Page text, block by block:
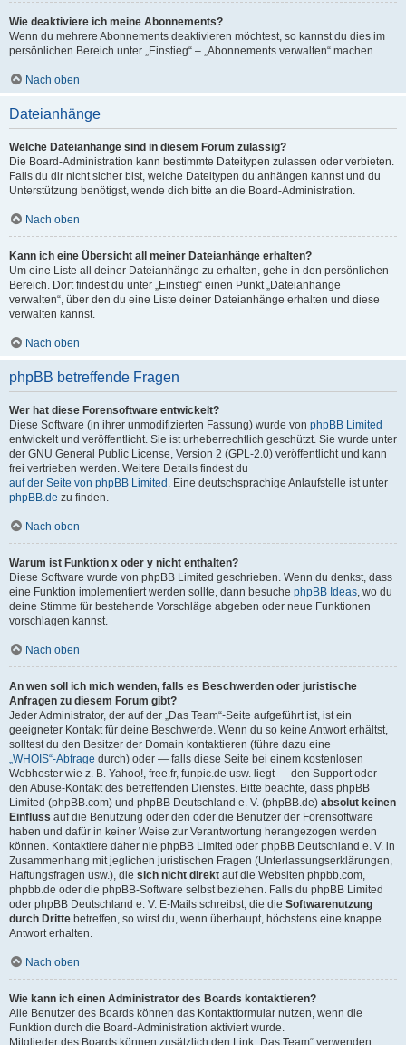
Wie deaktiviere ich meine Abonnements?
Wenn du mehrere Abonnements deaktivieren möchtest, so kannst du dies im
persönlichen Bereich unter „Einstieg“ – „Abonnements verwalten“ machen.
Nach oben
Dateianhänge
Welche Dateianhänge sind in diesem Forum zulässig?
Die Board-Administration kann bestimmte Dateitypen zulassen oder verbieten.
Falls du dir nicht sicher bist, welche Dateitypen du anhängen kannst und du
Unterstützung benötigst, wende dich bitte an die Board-Administration.
Nach oben
Kann ich eine Übersicht all meiner Dateianhänge erhalten?
Um eine Liste all deiner Dateianhänge zu erhalten, gehe in den persönlichen
Bereich. Dort findest du unter „Einstieg“ einen Punkt „Dateianhänge
verwalten“, über den du eine Liste deiner Dateianhänge erhalten und diese
verwalten kannst.
Nach oben
phpBB betreffende Fragen
Wer hat diese Forensoftware entwickelt?
Diese Software (in ihrer unmodifizierten Fassung) wurde von phpBB Limited
entwickelt und veröffentlicht. Sie ist urheberrechtlich geschützt. Sie wurde unter
der GNU General Public License, Version 2 (GPL-2.0) veröffentlicht und kann
frei vertrieben werden. Weitere Details findest du
auf der Seite von phpBB Limited . Eine deutschsprachige Anlaufstelle ist unter
phpBB.de zu finden.
Nach oben
Warum ist Funktion x oder y nicht enthalten?
Diese Software wurde von phpBB Limited geschrieben. Wenn du denkst, dass
eine Funktion implementiert werden sollte, dann besuche phpBB Ideas, wo du
deine Stimme für bestehende Vorschläge abgeben oder neue Funktionen
vorschlagen kannst.
Nach oben
An wen soll ich mich wenden, falls es Beschwerden oder juristische
Anfragen zu diesem Forum gibt?
Jeder Administrator, der auf der „Das Team“-Seite aufgeführt ist, ist ein
geeigneter Kontakt für deine Beschwerde. Wenn du so keine Antwort erhältst,
solltest du den Besitzer der Domain kontaktieren (führe dazu eine
„WHOIS“-Abfrage durch) oder — falls diese Seite bei einem kostenlosen
Webhoster wie z. B. Yahoo!, free.fr, funpic.de usw. liegt — den Support oder
den Abuse-Kontakt des betreffenden Dienstes. Bitte beachte, dass phpBB
Limited (phpBB.com) und phpBB Deutschland e. V. (phpBB.de) absolut keinen
Einfluss auf die Benutzung oder den oder die Benutzer der Forensoftware
haben und dafür in keiner Weise zur Verantwortung herangezogen werden
können. Kontaktiere daher nie phpBB Limited oder phpBB Deutschland e. V. in
Zusammenhang mit jeglichen juristischen Fragen (Unterlassungserklärungen,
Haftungsfragen usw.), die sich nicht direkt auf die Websiten phpbb.com,
phpbb.de oder die phpBB-Software selbst beziehen. Falls du phpBB Limited
oder phpBB Deutschland e. V. E-Mails schreibst, die die Softwarenutzung
durch Dritte betreffen, so wirst du, wenn überhaupt, höchstens eine knappe
Antwort erhalten.
Nach oben
Wie kann ich einen Administrator des Boards kontaktieren?
Alle Benutzer des Boards können das Kontaktformular nutzen, wenn die
Funktion durch die Board-Administration aktiviert wurde.
Mitglieder des Boards können zusätzlich den Link „Das Team“ verwenden.